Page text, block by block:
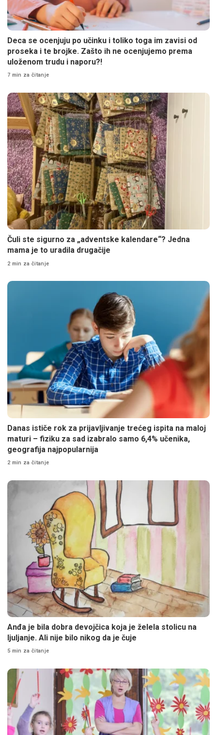
Deca se ocenjuju po učinku i toliko toga im zavisi od
proseka i te brojke. Zašto ih ne ocenjujemo prema
uloženom trudu i naporu?!
7 min za čitanje
Čuli ste sigurno za „adventske kalendare“? Jedna
mama je to uradila drugačije
2 min za čitanje
Danas ističe rok za prijavljivanje trećeg ispita na maloj
maturi – fiziku za sad izabralo samo 6,4% učenika,
geografija najpopularnija
2 min za čitanje
Anđa je bila dobra devojčica koja je želela stolicu na
ljuljanje. Ali nije bilo nikog da je čuje
5 min za čitanje